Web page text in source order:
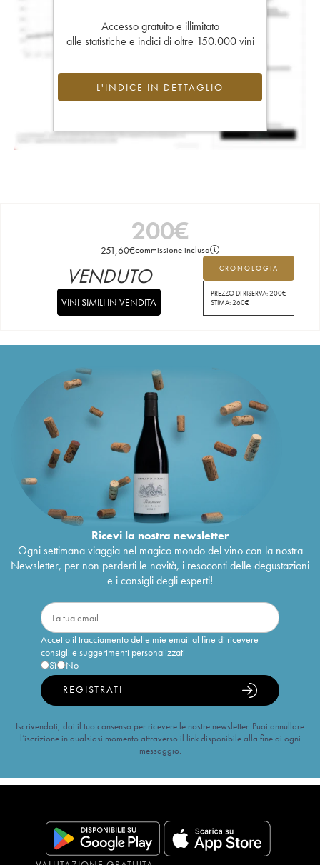
Accesso gratuito e illimitato
alle statistiche e indici di oltre 150.000 vini
L'INDICE IN DETTAGLIO
200€
251,60€commissione inclusa
CRONOLOGIA
PREZZO DI RISERVA:200€
STIMA:260€
VENDUTO
VINI SIMILI IN VENDITA
Ricevi la nostra newsletter
Ogni settimana viaggia nel magico mondo del vino con la nostra
Newsletter, per non perderti le novità, i resoconti delle degustazioni
e i consigli degli esperti!
Accetto il tracciamento delle mie email al fine di ricevere
consigli e suggerimenti personalizzati
Sì
No
REGISTRATI
Iscrivendoti, dai il tuo consenso per ricevere le nostre newsletter. Puoi annullare
l’iscrizione in qualsiasi momento attraverso il link disponibile alla fine di ogni
messaggio.